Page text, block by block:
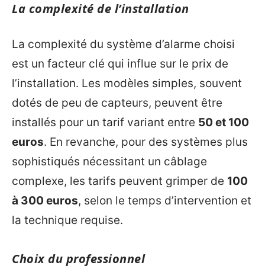
La complexité de l’installation
La complexité du système d’alarme choisi
est un facteur clé qui influe sur le prix de
l’installation. Les modèles simples, souvent
dotés de peu de capteurs, peuvent être
installés pour un tarif variant entre 50 et 100
euros. En revanche, pour des systèmes plus
sophistiqués nécessitant un câblage
complexe, les tarifs peuvent grimper de 100
à 300 euros, selon le temps d’intervention et
la technique requise.
Choix du professionnel